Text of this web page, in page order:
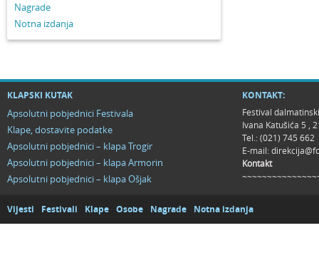
Nagrade
Notna izdanja
KLAPSKI KUTAK
Apsolutni pobjednici Festivala
Klape, dostavite podatke
Apsolutni pobjednici – klapa Trogir
Apsolutni pobjednici – klapa Armorin
Apsolutni pobjednici – klapa Ošjak
KONTAKT:
Festival
Ivana Katušića 5 ,
Tel.: (021) 745 662
E-mail:
Kontakt
Vijesti Festivali Klape Osobe Nagrade Notna izdanja